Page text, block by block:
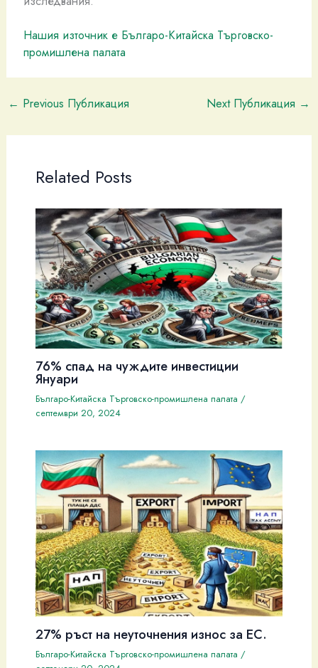
Нашия източник е Българо-Китайска Търговско-
промишлена палaта
← Previous Публикация Next Публикация →
Related Posts
76% спад на чуждите инвестиции
Януари
Българо-Китайска Търговско-промишлена палaта /
септември 20, 2024
27% ръст на неуточнения износ за ЕС.
Българо-Китайска Търговско-промишлена палaта /